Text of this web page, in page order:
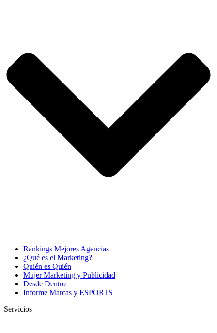
Rankings Mejores Agencias
¿Qué es el Marketing?
Quién es Quién
Mujer Marketing y Publicidad
Desde Dentro
Informe Marcas y ESPORTS
Servicios